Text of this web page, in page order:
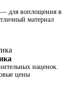
— для воплощения в
материал
наценок.
цены